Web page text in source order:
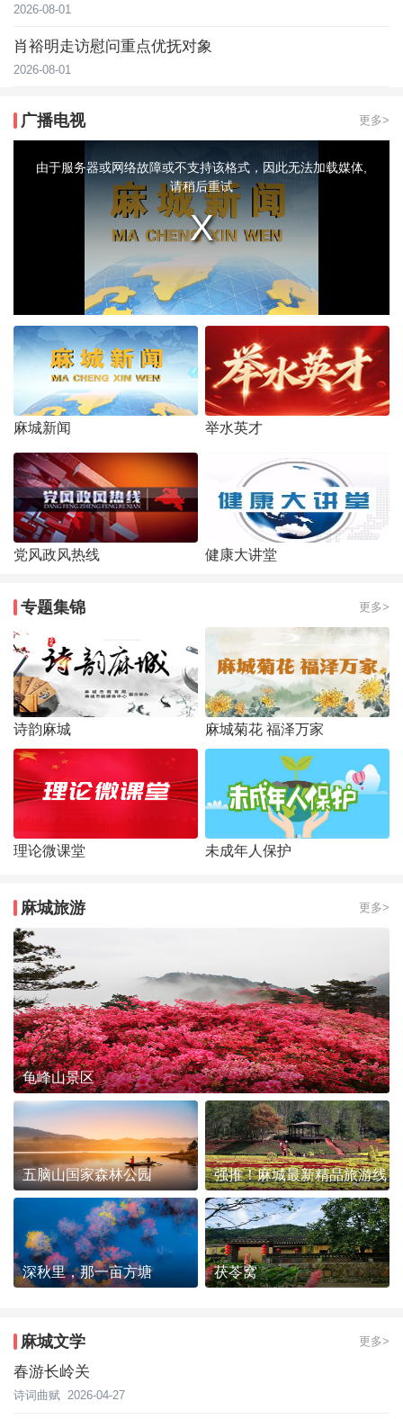
2026-08-01
肖裕明走访慰问重点优抚对象
2026-08-01
广播电视 更多>
modal由于服务器或网络故障或不支持该格式，因此无法加载媒体,
请稍后重试
麻城新闻 举水英才
党风政风热线 健康大讲堂
专题集锦 更多>
诗韵麻城 麻城菊花 福泽万家
理论微课堂 未成年人保护
麻城旅游 更多>
龟峰山景区
五脑山国家森林公园 强推！麻城最新精品旅游线
路发布~
深秋里，那一亩方塘 茯苓窝
麻城文学 更多>
春游长岭关
诗词曲赋 2026-04-27